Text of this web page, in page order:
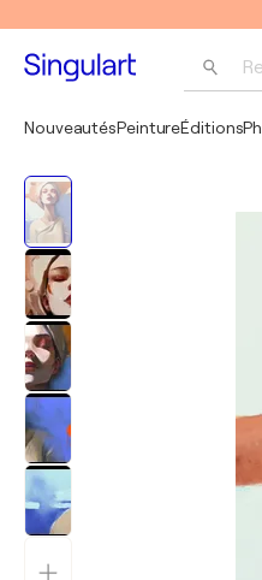
NouveautésPeintureÉditions